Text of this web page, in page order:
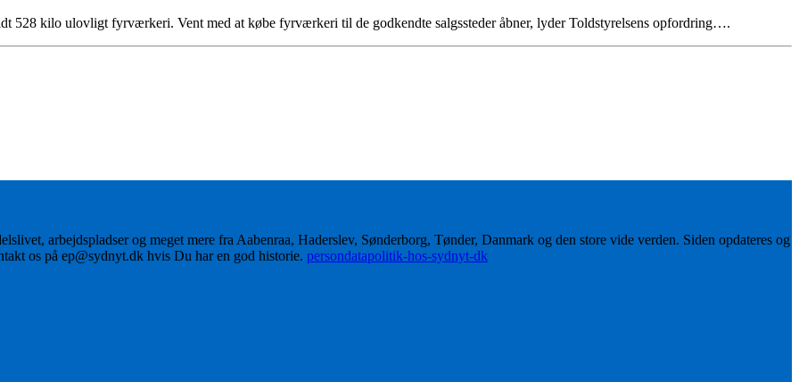
528 kilo ulovligt fyrværkeri. Vent med at købe fyrværkeri til de godkendte salgssteder åbner, lyder Toldstyrelsens opfordring….
arbejdspladser og meget mere fra Aabenraa, Haderslev, Sønderborg, Tønder, Danmark og den store vide verden. Siden opdateres og
os på ep@sydnyt.dk hvis Du har en god historie. persondatapolitik-hos-sydnyt-dk